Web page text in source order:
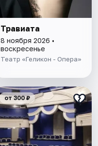
Травиата
8 ноября 2026 •
воскресенье
Театр «Геликон - Опера»
от 300 ₽